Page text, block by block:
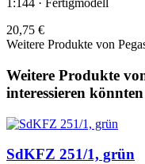
1:144 · Fertigmodell
20,75 €
Weitere Produkte von
Weitere Produkte
interessieren könnten
SdKFZ 251/1, grün